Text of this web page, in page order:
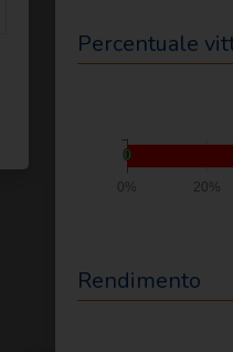
Percentuale
Rendimento